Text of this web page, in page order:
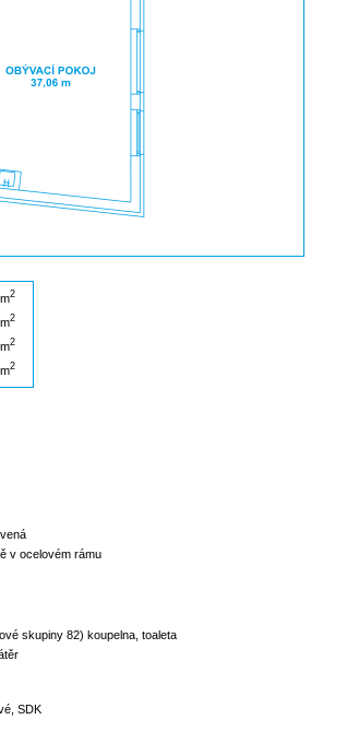
2
2
2
2
v ocelovém rámu
skupiny 82) koupelna, toaleta
SDK